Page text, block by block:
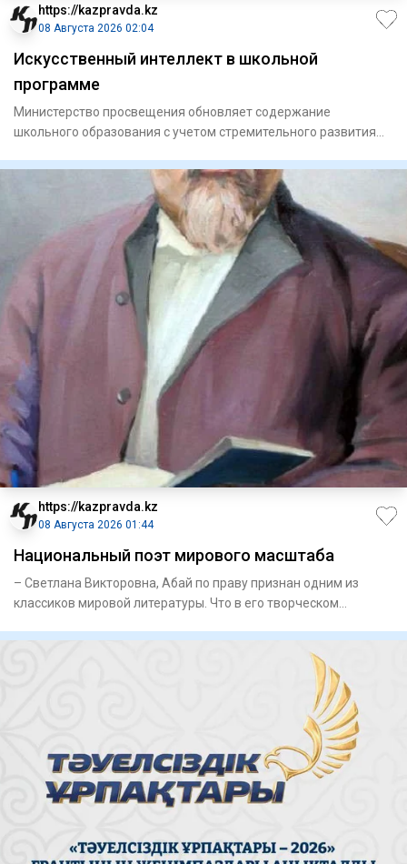
https://kazpravda.kz
08 Августа 2026 02:04
Искусственный интеллект в школьной
программе
Министерство просвещения обновляет содержание
школьного образования с учетом стремительного развития
https://kazpravda.kz
08 Августа 2026 01:44
Национальный поэт мирового масштаба
– Светлана Викторовна, Абай по праву признан одним из
классиков мировой литературы. Что в его творческом